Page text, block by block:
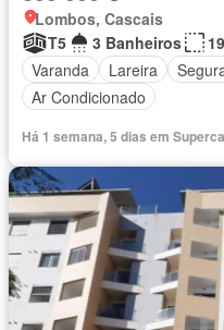
Lombos, Cascais
T5
3 Banheiros
Varanda
Lareira
Ar Condicionado
Há 1 semana, 5 dias em